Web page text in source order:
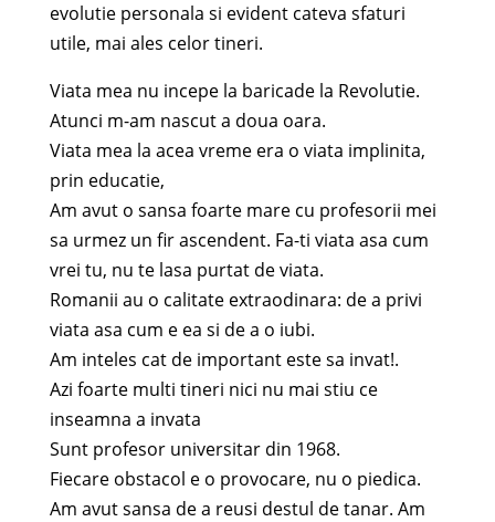
evolutie personala si evident cateva sfaturi
utile, mai ales celor tineri.
Viata mea nu incepe la baricade la Revolutie.
Atunci m-am nascut a doua oara.
Viata mea la acea vreme era o viata implinita,
prin educatie,
Am avut o sansa foarte mare cu profesorii mei
sa urmez un fir ascendent. Fa-ti viata asa cum
vrei tu, nu te lasa purtat de viata.
Romanii au o calitate extraodinara: de a privi
viata asa cum e ea si de a o iubi.
Am inteles cat de important este sa invat!.
Azi foarte multi tineri nici nu mai stiu ce
inseamna a invata
Sunt profesor universitar din 1968.
Fiecare obstacol e o provocare, nu o piedica.
Am avut sansa de a reusi destul de tanar. Am